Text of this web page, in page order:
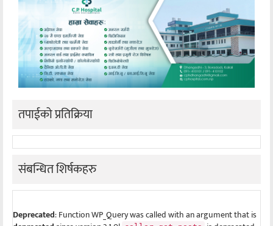
तपाईको प्रतिक्रिया
संबन्धित शिर्षकहरु
Deprecated: Function WP_Query was called with an argument that is